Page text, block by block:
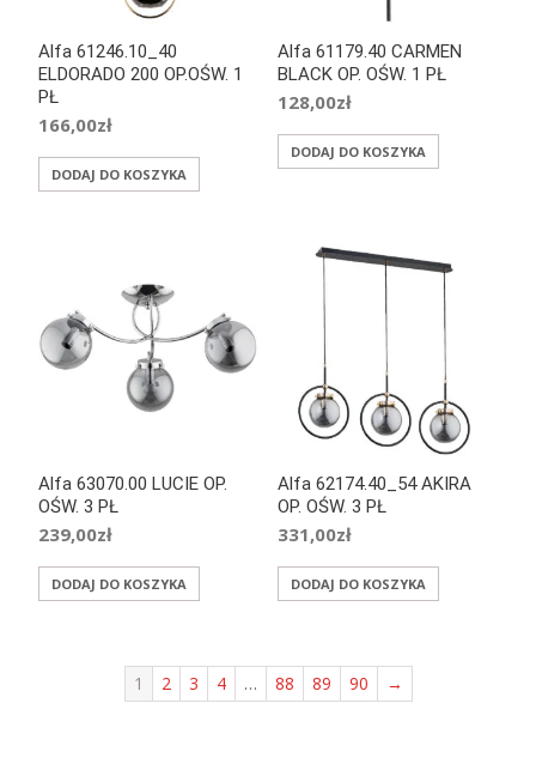
Alfa 61246.10_40
ELDORADO 200 OP.OŚW. 1
PŁ
166,00zł
DODAJ DO KOSZYKA
Alfa 61179.40 CARMEN
BLACK OP. OŚW. 1 PŁ
128,00zł
DODAJ DO KOSZYKA
Alfa 63070.00 LUCIE OP.
OŚW. 3 PŁ
239,00zł
DODAJ DO KOSZYKA
Alfa 62174.40_54 AKIRA
OP. OŚW. 3 PŁ
331,00zł
DODAJ DO KOSZYKA
1 2 3 4 … 88 89 90 →